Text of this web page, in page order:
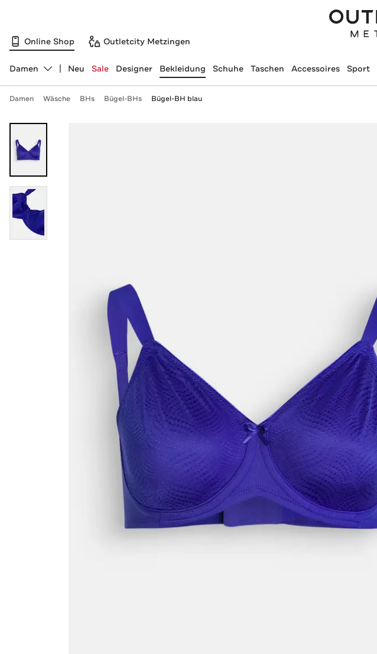
Online Shop Outletcity Metzingen
Abteilung ändern, ausgewählt:
Damen Neu Sale Designer Bekleidung Schuhe Taschen Accessoires Sport
Damen Wäsche BHs Bügel-BHs Bügel-BH blau